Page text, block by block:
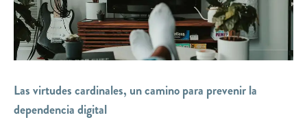
Las virtudes cardinales, un camino para prevenir la
dependencia digital